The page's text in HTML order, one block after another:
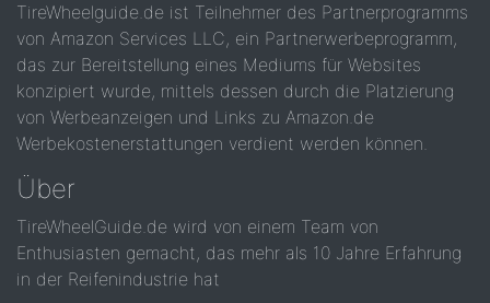
TireWheelguide.de ist Teilnehmer des Partnerprogramms
von Amazon Services LLC, ein Partnerwerbeprogramm,
das zur Bereitstellung eines Mediums für Websites
konzipiert wurde, mittels dessen durch die Platzierung
von Werbeanzeigen und Links zu Amazon.de
Werbekostenerstattungen verdient werden können.
Über
TireWheelGuide.de wird von einem Team von
Enthusiasten gemacht, das mehr als 10 Jahre Erfahrung
in der Reifenindustrie hat